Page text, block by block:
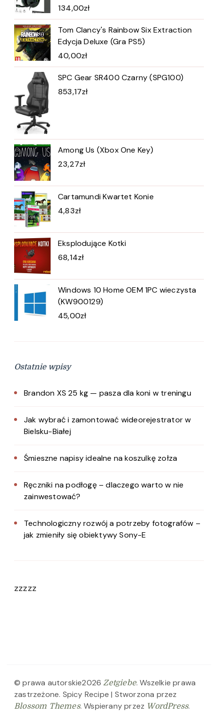
134,00zł
Tom Clancy's Rainbow Six Extraction
Edycja Deluxe (Gra PS5)
40,00zł
SPC Gear SR400 Czarny (SPG100)
853,17zł
Among Us (Xbox One Key)
23,27zł
Cartamundi Kwartet Konie
4,83zł
Eksplodujące Kotki
68,14zł
Windows 10 Home OEM 1PC wieczysta
(KW900129)
45,00zł
Ostatnie wpisy
Brandon XS 25 kg — pasza dla koni w treningu
Jak wybrać i zamontować wideorejestrator w
Bielsku-Białej
Śmieszne napisy idealne na koszulkę zołza
Ręczniki na podłogę – dlaczego warto w nie
zainwestować?
Technologiczny rozwój a potrzeby fotografów –
jak zmieniły się obiektywy Sony-E
zzzzz
© prawa autorskie2026Zetgiebe. Wszelkie prawa
zastrzeżone. Spicy Recipe | Stworzona przez
Blossom Themes. Wspierany przez WordPress.